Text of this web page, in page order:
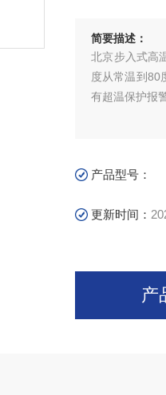
简要描述：
北京步入式高
度从常温到
有超温保护报
产品型号：
更新时间：
产